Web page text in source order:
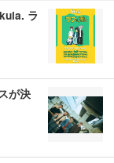
ラ
が決